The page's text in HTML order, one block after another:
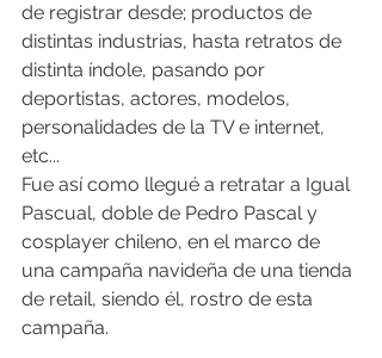
de registrar desde; productos de
distintas industrias, hasta retratos de
distinta índole, pasando por
deportistas, actores, modelos,
personalidades de la TV e internet,
etc...
Fue así como llegué a retratar a Igual
Pascual, doble de Pedro Pascal y
cosplayer chileno, en el marco de
una campaña navideña de una tienda
de retail, siendo él, rostro de esta
campaña.